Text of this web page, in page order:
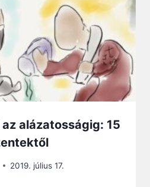
alázatosságig: 15
2019. július 17.